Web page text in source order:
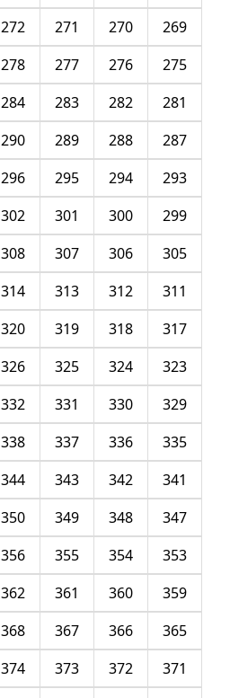
269
270
271
272
275
276
277
278
281
282
283
284
287
288
289
290
293
294
295
296
299
300
301
302
305
306
307
308
311
312
313
314
317
318
319
320
323
324
325
326
329
330
331
332
335
336
337
338
341
342
343
344
347
348
349
350
353
354
355
356
359
360
361
362
365
366
367
368
371
372
373
374